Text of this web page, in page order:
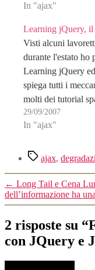
In "ajax"
Learning jQuery,
Visti alcuni
durante l'estato ho
Learning jQuery
spiega tutti i
molti dei tutorial
29/09/2007
In "ajax"
Tag ajax,
← Long Tail e Cena
dell’informazione ha
2 risposte su
con JQuery e